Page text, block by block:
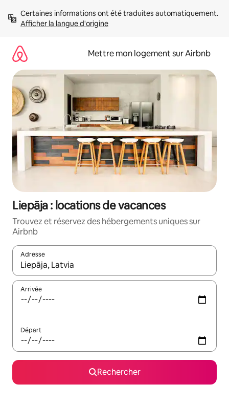
directement
Afficher la langue d'origine
Mettre mon logement sur Airbnb
Liepāja : locations de vacances
Trouvez et réservez des hébergements uniques sur
Airbnb
Adresse
Lorsque les résultats s'affichent, utilisez les flèches vers le
Arrivée
Départ
Rechercher